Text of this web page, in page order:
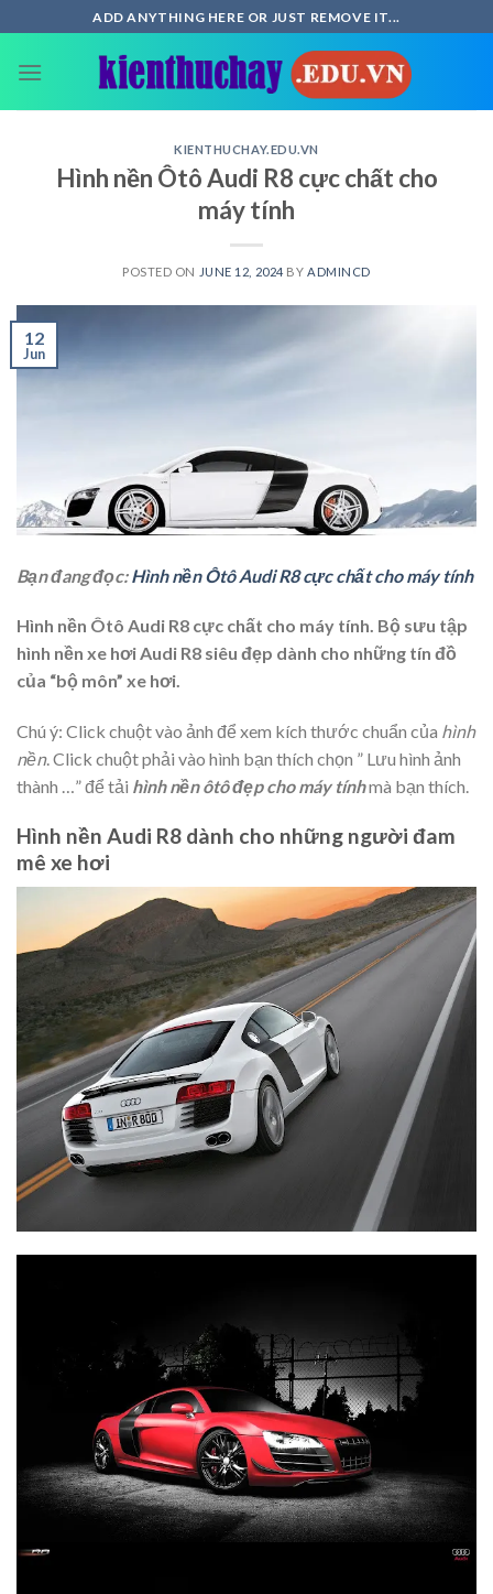
to
content
ADD ANYTHING HERE OR JUST REMOVE IT...
KIENTHUCHAY.EDU.VN
Hình nền Ôtô Audi R8 cực chất cho
máy tính
POSTED ON JUNE 12, 2024 BY ADMINCD
12
Jun
Bạn đang đọc:Hình nền Ôtô Audi R8 cực chất cho máy tính
Hình nền Ôtô Audi R8 cực chất cho máy tính. Bộ sưu tập
hình nền xe hơi Audi R8 siêu đẹp dành cho những tín đồ
của “bộ môn” xe hơi.
Chú ý: Click chuột vào ảnh để xem kích thước chuẩn của hình
nền. Click chuột phải vào hình bạn thích chọn ” Lưu hình ảnh
thành …” để tải hình nền ôtô đẹp cho máy tínhmà bạn thích.
Hình nền Audi R8 dành cho những người đam
mê xe hơi